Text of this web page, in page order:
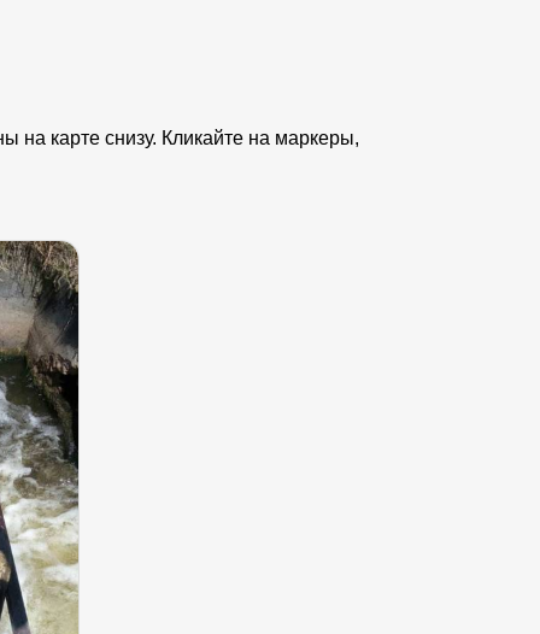
на карте снизу. Кликайте на маркеры,